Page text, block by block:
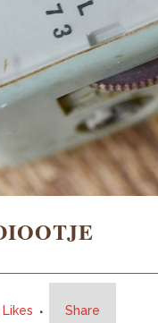
Likes Share